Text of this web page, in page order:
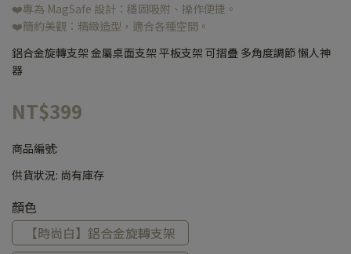
❤️專為 MagSafe 設計：穩固吸附、操作便捷。
❤️簡約美觀：精緻造型，適合各種空間。
鋁合金旋轉支架 金屬桌面支架 平板支架 可摺疊 多角度調節 懶人神
器
NT$399
商品編號:
供貨狀況: 尚有庫存
顏色
【時尚白】鋁合金旋轉支架